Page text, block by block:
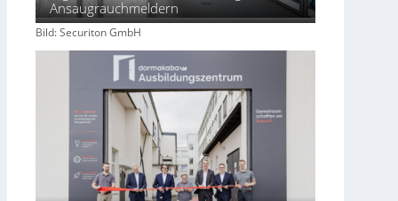
c
h
t
Ansaugrauchmeldern
Bild: Securiton GmbH